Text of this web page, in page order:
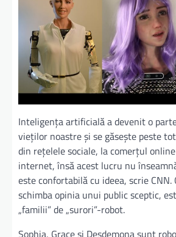
Inteligența artificială a devenit o
vieților noastre și se găsește peste
din rețelele sociale, la comerțul
internet, însă acest lucru nu
este confortabilă cu ideea, scrie CNN.
schimba opinia unui public sceptic,
„familii” de „surori”-robot.